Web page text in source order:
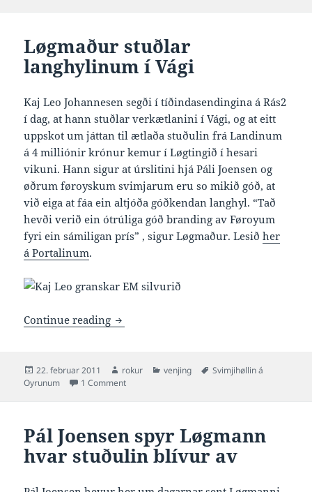
Løgmaður stuðlar
langhylinum í Vági
Kaj Leo Johannesen segði í tíðindasendingina á Rás2
í dag, at hann stuðlar verkætlanini í Vági, og at eitt
uppskot um játtan til ætlaða stuðulin frá Landinum
á 4 milliónir krónur kemur í Løgtingið í hesari
vikuni. Hann sigur at úrslitini hjá Páli Joensen og
øðrum føroyskum svimjarum eru so mikið góð, at
við eiga at fáa ein altjóða góðkendan langhyl. “Tað
hevði verið ein ótrúliga góð branding av Føroyum
fyri ein sámiligan prís” , sigur Løgmaður. Lesiðher
á Portalinum.
Continue reading Løgmaður stuðlar langhylinum í Vági
Posted
on
22. februar 2011 Author
rokur Categories
venjing Tags
Svimjihøllin á
Oyrunum
1 Commenton Løgmaður stuðlar langhylinum í Vági
Pál Joensen spyr Løgmann
hvar stuðulin blívur av